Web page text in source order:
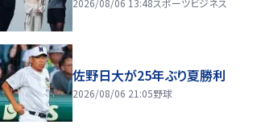
2026/08/06 13:48スポーツビジネス
佐野日大が25年ぶり夏勝利
2026/08/06 21:05野球